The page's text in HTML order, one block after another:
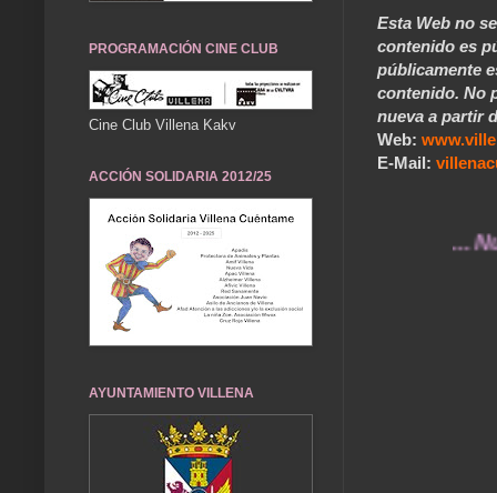
Esta Web no
contenido es
públicamente
contenido. No
nueva a partir
Web:
E-Mail:
... Nuestros
PROGRAMACIÓN CINE CLUB
Cine Club Villena Kakv
ACCIÓN SOLIDARIA 2012/25
AYUNTAMIENTO VILLENA